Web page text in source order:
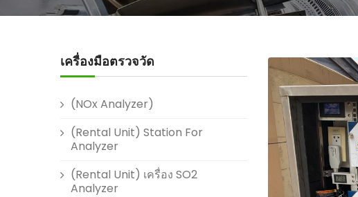
เครื่องมือตรวจวัด
(NOx Analyzer)
(Rental Unit) Station For
Analyzer
(Rental Unit) เครื่อง SO2
Analyzer